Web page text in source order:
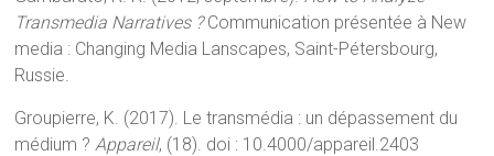
Transmedia Narratives ?Communication présentée à New
media : Changing Media Lanscapes, Saint-Pétersbourg,
Russie.
Groupierre, K. (2017). Le transmédia : un dépassement du
médium ?Appareil, (18). doi : 10.4000/appareil.2403